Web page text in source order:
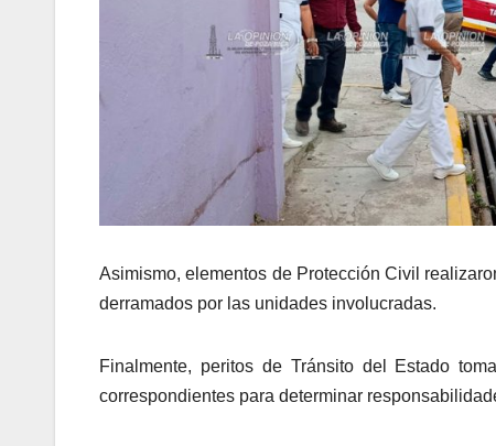
Asimismo, elementos de Protección Civil
derramados por las unidades involucradas.
Finalmente, peritos de Tránsito del Estado
correspondientes para determinar